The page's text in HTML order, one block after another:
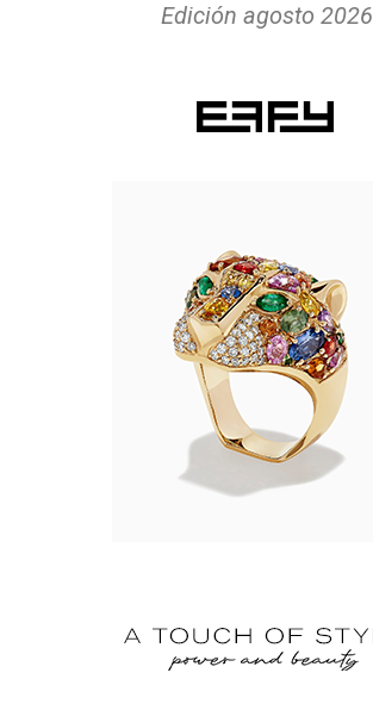
Edición agosto 2026